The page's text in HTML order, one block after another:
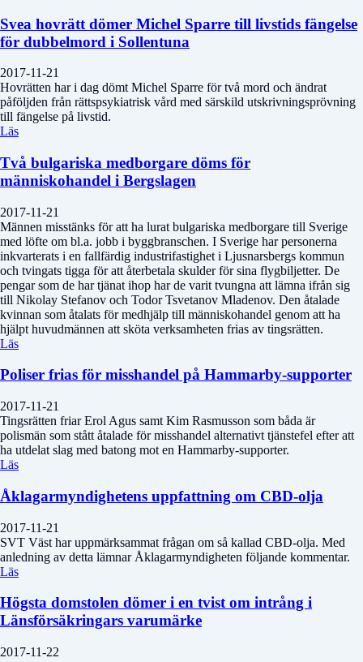
Svea hovrätt dömer Michel Sparre till livstids fängelse
för dubbelmord i Sollentuna
2017-11-21
Hovrätten har i dag dömt Michel Sparre för två mord och ändrat
påföljden från rättspsykiatrisk vård med särskild utskrivningsprövning
till fängelse på livstid.
Läs
Två bulgariska medborgare döms för
människohandel i Bergslagen
2017-11-21
Männen misstänks för att ha lurat bulgariska medborgare till Sverige
med löfte om bl.a. jobb i byggbranschen. I Sverige har personerna
inkvarterats i en fallfärdig industrifastighet i Ljusnarsbergs kommun
och tvingats tigga för att återbetala skulder för sina flygbiljetter. De
pengar som de har tjänat ihop har de varit tvungna att lämna ifrån sig
till Nikolay Stefanov och Todor Tsvetanov Mladenov. Den åtalade
kvinnan som åtalats för medhjälp till människohandel genom att ha
hjälpt huvudmännen att sköta verksamheten frias av tingsrätten.
Läs
Poliser frias för misshandel på Hammarby-supporter
2017-11-21
Tingsrätten friar Erol Agus samt Kim Rasmusson som båda är
polismän som stått åtalade för misshandel alternativt tjänstefel efter att
ha utdelat slag med batong mot en Hammarby-supporter.
Läs
Åklagarmyndighetens uppfattning om CBD-olja
2017-11-21
SVT Väst har uppmärksammat frågan om så kallad CBD-olja. Med
anledning av detta lämnar Åklagarmyndigheten följande kommentar.
Läs
Högsta domstolen dömer i en tvist om intrång i
Länsförsäkringars varumärke
2017-11-22